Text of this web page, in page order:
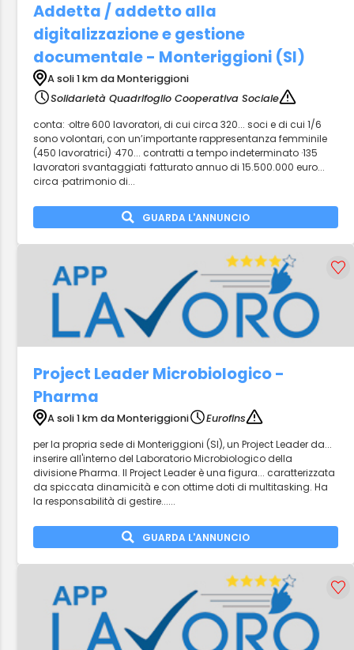
Addetta / addetto alla
digitalizzazione e gestione
documentale - Monteriggioni (SI)
A soli 1 km da Monteriggioni
Solidarietà Quadrifoglio Cooperativa Sociale
conta: ·oltre 600 lavoratori, di cui circa 320... soci e di cui 1/6
sono volontari, con un’importante rappresentanza femminile
(450 lavoratrici) ·470... contratti a tempo indeterminato ·135
lavoratori svantaggiati ·fatturato annuo di 15.500.000 euro...
circa ·patrimonio di...
GUARDA L'ANNUNCIO
Project Leader Microbiologico -
Pharma
A soli 1 km da Monteriggioni
Eurofins
per la propria sede di Monteriggioni (SI), un Project Leader da...
inserire all'interno del Laboratorio Microbiologico della
divisione Pharma. Il Project Leader è una figura... caratterizzata
da spiccata dinamicità e con ottime doti di multitasking. Ha
la responsabilità di gestire......
GUARDA L'ANNUNCIO